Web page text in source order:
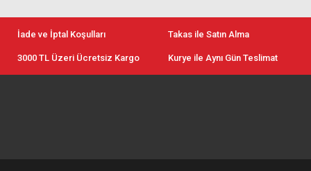
İade ve İptal Koşulları Takas ile Satın Alma
3000 TL Üzeri Ücretsiz Kargo Kurye ile Aynı Gün Teslimat